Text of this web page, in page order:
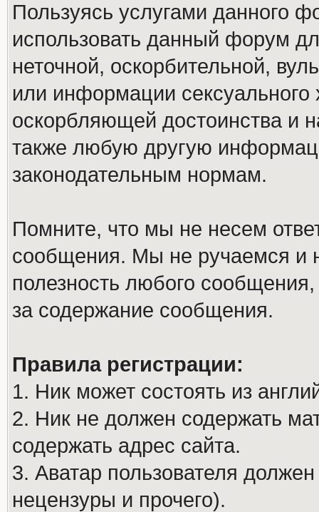
Пользуясь услугами данного
использовать данный форум
неточной, оскорбительной,
или информации
оскорбляющей достоинства и
также любую другую
законодательным нормам.
Помните, что мы не несем
сообщения. Мы не ручаемся и
полезность любого
за содержание сообщения.
Правила регистрации:
1. Ник может состоять из
2. Ник не должен содержать
содержать адрес сайта.
3. Аватар пользователя
нецензуры и прочего).